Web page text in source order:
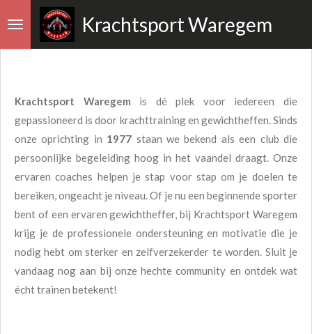
Krachtsport Waregem
Krachtsport Waregem is dé plek voor iedereen die
gepassioneerd is door krachttraining en gewichtheffen. Sinds
onze oprichting in 1977 staan we bekend als een club die
persoonlijke begeleiding hoog in het vaandel draagt. Onze
ervaren coaches helpen je stap voor stap om je doelen te
bereiken, ongeacht je niveau. Of je nu een beginnende sporter
bent of een ervaren gewichtheffer, bij Krachtsport Waregem
krijg je de professionele ondersteuning en motivatie die je
nodig hebt om sterker en zelfverzekerder te worden. Sluit je
vandaag nog aan bij onze hechte community en ontdek wat
écht trainen betekent!